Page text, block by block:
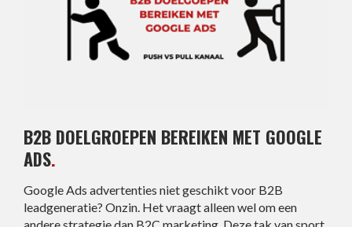
B2B DOELGROEPEN BEREIKEN MET GOOGLE
ADS.
Google Ads advertenties niet geschikt voor B2B
leadgeneratie? Onzin. Het vraagt alleen wel om een
andere strategie dan B2C marketing. Deze tak van sport